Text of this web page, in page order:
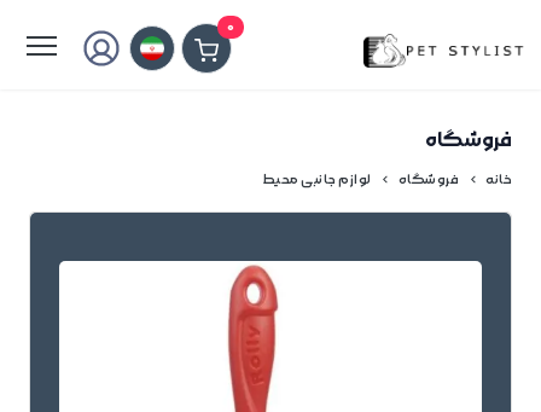
0
فروشگاه
خانه فروشگاه لوازم جانبی محیط